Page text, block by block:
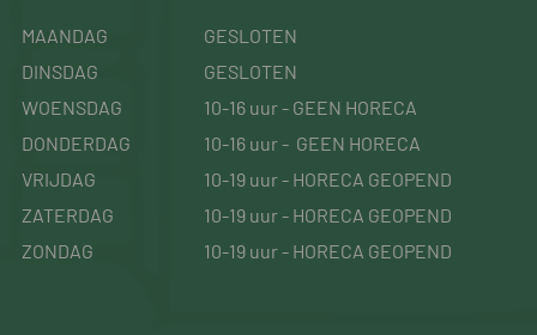
MAANDAG
GESLOTEN
DINSDAG
GESLOTEN
WOENSDAG
10-16 uur - GEEN HORECA
DONDERDAG
10-16 uur - GEEN HORECA
VRIJDAG
10-19 uur - HORECA GEOPEND
ZATERDAG
10-19 uur - HORECA GEOPEND
ZONDAG
10-19 uur - HORECA GEOPEND